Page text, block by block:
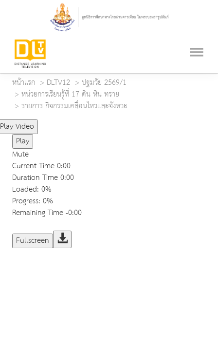
หน้าแรก DLTV12
ปฐมวัย 2569/1
หน่วยการเรียนรู้ที่ 17 ดิน หิน ทราย
รายการ กิจกรรมเคลื่อนไหวและจังหวะ
Play Video
Play
Mute
Current Time0:00
Duration Time0:00
Loaded: 0%
Progress: 0%
Remaining Time-0:00
Fullscreen